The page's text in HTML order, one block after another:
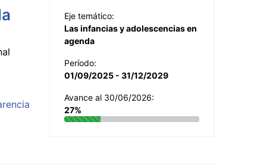
Eje temático:
Las infancias y adolescencias en
agenda
Período:
01/09/2025 - 31/12/2029
Avance al 30/06/2026:
27%